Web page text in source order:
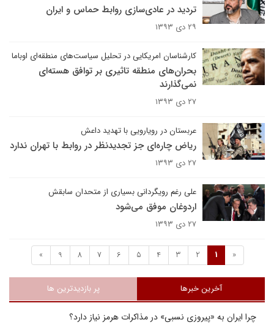
تردید در عادی‌سازی روابط حماس و ایران
۲۹ دی ۱۳۹۳
کارشناسان امریکایی در تحلیل‌ سیاست‌های منطقه‌ای اوباما
بحران‌های منطقه تاثیری بر توافق هسته‌ای
نمی‌گذارند
۲۷ دی ۱۳۹۳
عربستان در رویارویی با تهدید داعش
ریاض چاره‌ای جز تجدیدنظر در روابط با تهران ندارد
۲۷ دی ۱۳۹۳
علی رغم رویگردانی بسیاری از متحدان سابقش
اردوغان موفق می‌شود
۲۷ دی ۱۳۹۳
«
1
2
3
4
5
6
7
8
9
»
آخرین خبرها پر بازدیدترین ها
چرا ایران به «پیروزی نسبی» در مذاکرات هرمز نیاز دارد؟